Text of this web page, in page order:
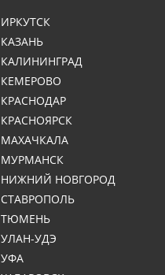
ИРКУТСК
КАЗАНЬ
КАЛИНИНГРАД
КЕМЕРОВО
КРАСНОДАР
КРАСНОЯРСК
МАХАЧКАЛА
МУРМАНСК
НИЖНИЙ НОВГОРОД
СТАВРОПОЛЬ
ТЮМЕНЬ
УЛАН-УДЭ
УФА